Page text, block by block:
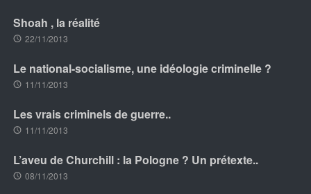
Shoah , la réalité
22/11/2013
Le national-socialisme, une idéologie criminelle ?
11/11/2013
Les vrais criminels de guerre..
11/11/2013
L’aveu de Churchill : la Pologne ? Un prétexte..
08/11/2013